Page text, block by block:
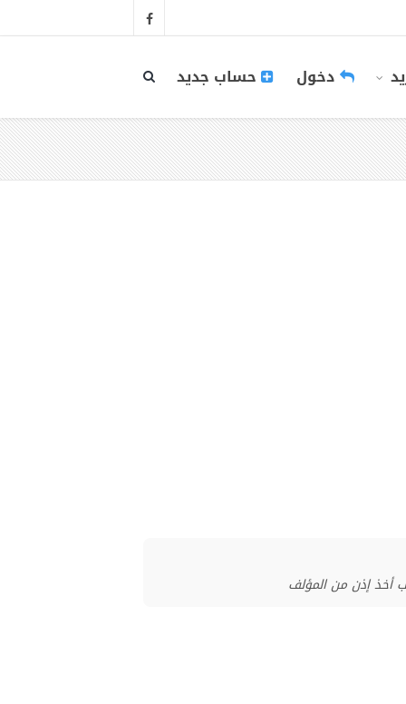
دخول حساب جديد
أخذ إذن من المؤلف